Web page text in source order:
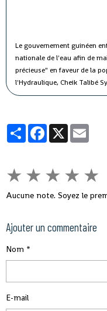
Le gouvernement guinéen
nationale de l'eau afin de
précieuse" en faveur de la
l'Hydraulique, Cheik Talibé
jeudi que le "potentiel des
PartagerFacebook
X
★ ★ ★ ★ ★
Aucune note. Soyez le
Ajouter un commentaire
Nom
E-mail